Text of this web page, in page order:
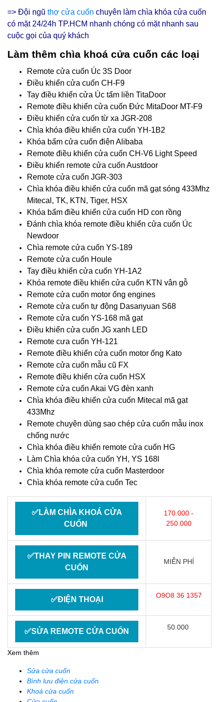
=> Đội ngũ thợ cửa cuốn chuyên làm chìa khóa cửa cuốn
có mặt 24/24h TP.HCM nhanh chóng có mặt nhanh sau
cuộc gọi của quý khách
Làm thêm chìa khoá cửa cuốn các loại
Remote cửa cuốn Úc 3S Door
Điều khiển cửa cuốn CH-F9
Tay điều khiển cửa Úc tấm liền TitaDoor
Remote điều khiển cửa cuốn Đức MitaDoor MT-F9
Điều khiển cửa cuốn từ xa JGR-208
Chìa khóa điều khiển cửa cuốn YH-1B2
Khóa bấm cửa cuốn điện Alibaba
Remote điều khiển cửa cuốn CH-V6 Light Speed
Điều khiển remote cửa cuốn Austdoor
Remote cửa cuốn JGR-303
Chìa khóa điều khiển cửa cuốn mã gạt sóng 433Mhz
Mitecal, TK, KTN, Tiger, HSX
Khóa bấm điều khiển cửa cuốn HD con rồng
Đánh chìa khóa remote điều khiển cửa cuốn Úc
Newdoor
Chìa remote cửa cuốn YS-189
Remote cửa cuốn Houle
Tay điều khiển cửa cuốn YH-1A2
Khóa remote điều khiển cửa cuốn KTN vân gỗ
Remote cửa cuốn motor ống engines
Remote cửa cuốn tự động Dasanyuan S68
Remote cửa cuốn YS-168 mã gạt
Điều khiển cửa cuốn JG xanh LED
Remote cưa cuốn YH-121
Remote điều khiển cửa cuốn motor ống Kato
Remote cửa cuốn mẫu cũ FX
Remote điều khiển cửa cuốn HSX
Remote cửa cuốn Akai VG đèn xanh
Chìa khóa điều khiển cửa cuốn Mitecal mã gạt
433Mhz
Remote chuyên dùng sao chép cửa cuốn mẫu inox
chống nước
Chìa khóa điều khiển remote cửa cuốn HG
Làm Chìa khóa cửa cuốn YH, YS 168l
Chìa khóa remote cửa cuốn Masterdoor
Chìa khóa remote cửa cuốn Tec
✅LÀM CHÌA KHOÁ CỬA
CUỐN
170.000 -
250.000
✅THAY PIN REMOTE CỬA
CUỐN
MIỄN PHÍ
✅ĐIỆN THOẠI O9O8 36 1357
✅SỬA REMOTE CỬA CUỐN 50.000
Xem thêm
Sửa cửa cuốn
Bình lưu điện cửa cuốn
Khoá cửa cuốn